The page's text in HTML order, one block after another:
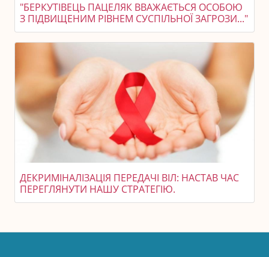
"БЕРКУТІВЕЦЬ ПАЦЕЛЯК ВВАЖАЄТЬСЯ ОСОБОЮ
З ПІДВИЩЕНИМ РІВНЕМ СУСПІЛЬНОЇ ЗАГРОЗИ..."
ДЕКРИМІНАЛІЗАЦІЯ ПЕРЕДАЧІ ВІЛ: НАСТАВ ЧАС
ПЕРЕГЛЯНУТИ НАШУ СТРАТЕГІЮ.